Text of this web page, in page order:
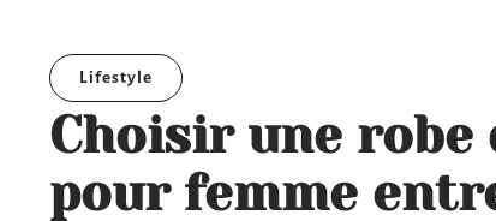
Lifestyle
Choisir une robe
pour femme